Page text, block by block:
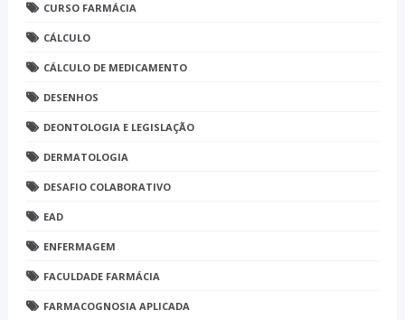
CURSO FARMÁCIA
CÁLCULO
CÁLCULO DE MEDICAMENTO
DESENHOS
DEONTOLOGIA E LEGISLAÇÃO
DERMATOLOGIA
DESAFIO COLABORATIVO
EAD
ENFERMAGEM
FACULDADE FARMÁCIA
FARMACOGNOSIA APLICADA